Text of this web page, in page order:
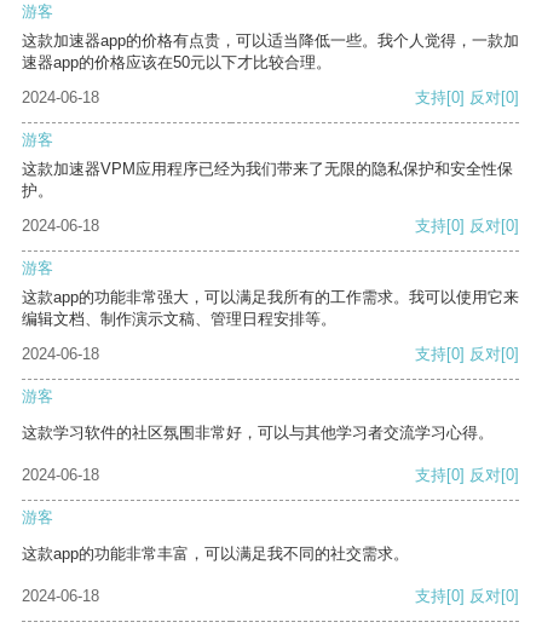
游客
这款加速器app的价格有点贵，可以适当降低一些。我个人觉得，一款加
速器app的价格应该在50元以下才比较合理。
2024-06-18
支持[0] 反对[0]
游客
这款加速器VPM应用程序已经为我们带来了无限的隐私保护和安全性保
护。
2024-06-18
支持[0] 反对[0]
游客
这款app的功能非常强大，可以满足我所有的工作需求。我可以使用它来
编辑文档、制作演示文稿、管理日程安排等。
2024-06-18
支持[0] 反对[0]
游客
这款学习软件的社区氛围非常好，可以与其他学习者交流学习心得。
2024-06-18 支持[0] 反对[0]
游客
这款app的功能非常丰富，可以满足我不同的社交需求。
2024-06-18 支持[0] 反对[0]